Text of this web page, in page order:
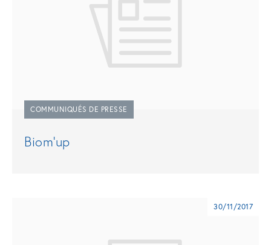
COMMUNIQUÉS DE PRESSE
Biom'up
30/11/2017